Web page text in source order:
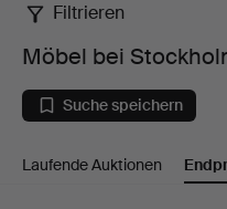
Möbel
bei
Stockholms
Auktionsverk
Filtrieren
Möbel bei
Suche speichern
Laufende Auktionen